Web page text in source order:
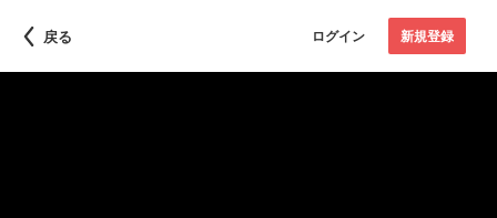
戻る ログイン 新規登録